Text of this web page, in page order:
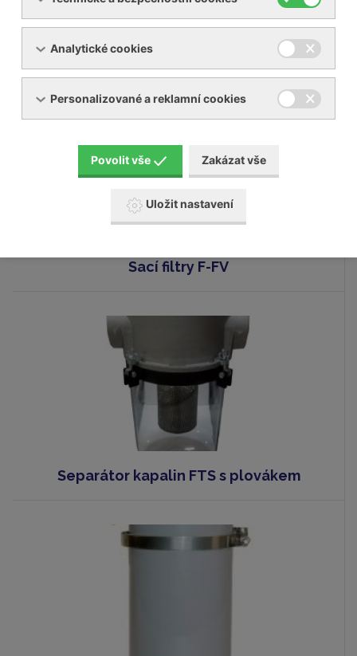
Volitelné příslušenství
Sací filtry F-FV
Separátor kapalin FTS s plovákem
Analytické cookies
Personalizované a reklamní cookies
Povolit vše Zakázat vše
Uložit nastavení